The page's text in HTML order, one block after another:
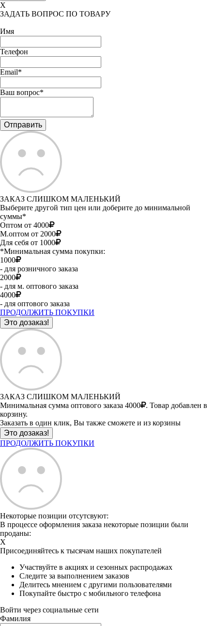
X
ЗАДАТЬ ВОПРОС ПО ТОВАРУ
Имя
Телефон
Email*
Ваш вопрос*
ЗАКАЗ СЛИШКОМ МАЛЕНЬКИЙ
Выберите другой тип цен или доберите до минимальной
суммы*
Оптом от 4000
М.оптом от 2000
Для себя от 1000
*Минимальная сумма покупки:
1000
- для розничного заказа
2000
- для м. оптового заказа
4000
- для оптового заказа
ПРОДОЛЖИТЬ ПОКУПКИ
ЗАКАЗ СЛИШКОМ МАЛЕНЬКИЙ
Минимальная сумма оптового заказа 4000
. Товар добавлен в
корзину.
Заказать в один клик, Вы также сможете и из корзины
ПРОДОЛЖИТЬ ПОКУПКИ
Некоторые позиции отсутсвуют:
В процессе оформления заказа некоторые позиции были
проданы:
X
Присоединяйтесь к тысячам наших покупателей
Участвуйте в акциях и сезонных распродажах
Следите за выполнением заказов
Делитесь мнением с другими пользователями
Покупайте быстро с мобильного телефона
Войти через социальные сети
Фамилия